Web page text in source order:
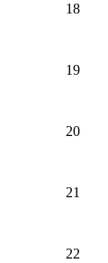
18
19
20
21
22